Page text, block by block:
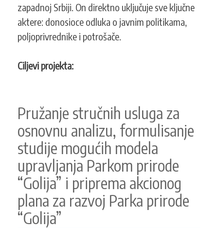
Podunavskom
okrugu
zapadnoj Srbiji. On direktno uključuje sve ključne
aktere: donosioce odluka o javnim politikama,
poljoprivrednike i potrošače.
Ciljevi projekta:
Pružanje stručnih usluga za
osnovnu analizu, formulisanje
studije mogućih modela
upravljanja Parkom prirode
“Golija” i priprema akcionog
plana za razvoj Parka prirode
“Golija”